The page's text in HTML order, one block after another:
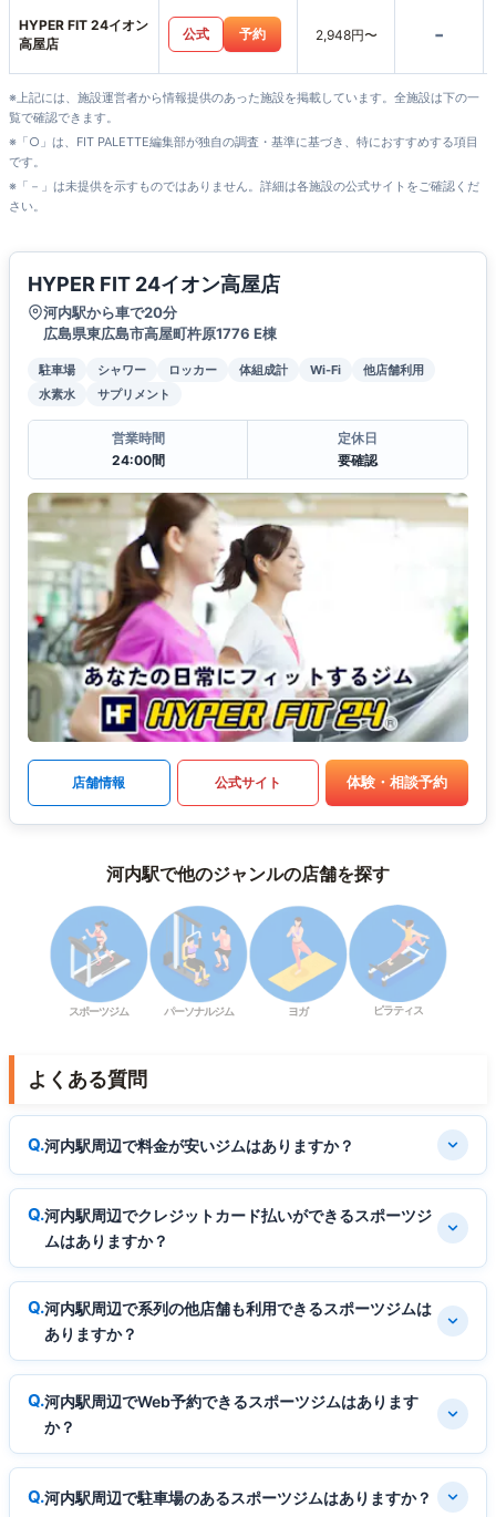
HYPER FIT 24イオン
高屋店
公式 予約 2,948円〜 -
※上記には、施設運営者から情報提供のあった施設を掲載しています。全施設は下の一
覧で確認できます。
※「○」は、FIT PALETTE編集部が独自の調査・基準に基づき、特におすすめする項目
です。
※「－」は未提供を示すものではありません。詳細は各施設の公式サイトをご確認くだ
さい。
HYPER FIT 24イオン高屋店
河内駅から車で20分
広島県東広島市高屋町杵原1776 E棟
駐車場 シャワー ロッカー 体組成計 Wi-Fi
他店舗利用
水素水
サプリメント
営業時間
24:00間
定休日
要確認
店舗情報 公式サイト 体験・相談予約
河内駅で他のジャンルの店舗を探す
スポーツジム パーソナルジム ヨガ ピラティス
よくある質問
河内駅周辺で料金が安いジムはありますか？
河内駅周辺でクレジットカード払いができるスポーツジ
ムはありますか？
河内駅周辺で系列の他店舗も利用できるスポーツジムは
ありますか？
河内駅周辺でWeb予約できるスポーツジムはあります
か？
河内駅周辺で駐車場のあるスポーツジムはありますか？